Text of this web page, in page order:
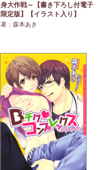
身大作戦～【書き下ろし付電子
限定版】【イラスト入り】
著：森本あき